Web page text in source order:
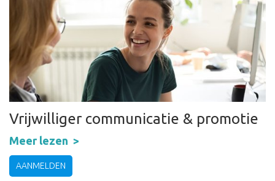
Vrijwilliger communicatie & promotie
Meer lezen
AANMELDEN